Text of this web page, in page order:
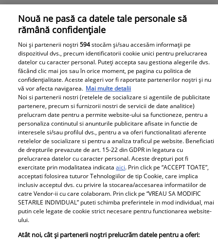
Stilul vestimentar al Melaniei Trump, o altfel de Prima
Doamnă
Melania Trump la Metropolitan Museum of Art din New
York
Parteneri
Nouă ne pasă ca datele tale personale să
rămână confidențiale
Noi și partenerii noștri594stocăm și/sau accesăm informații pe
dispozitivul dvs., precum identificatorii cookie unici pentru prelucrarea
datelor cu caracter personal. Puteți accepta sau gestiona alegerile dvs.
făcând clic mai jos sau în orice moment, pe pagina cu politica de
confidențialitate. Aceste alegeri vor fi raportate partenerilor noștri și nu
vă vor afecta navigarea. Mai multe detalii
Noi si partenerii nostri (retelele de socializare si agentiile de publicitate
partenere, precum si furnizorii nostri de servicii de date analitice)
prelucram date pentru a permite website-ului sa functioneze, pentru a
personaliza continutul si anunturile publicitare afisate in functie de
interesele si/sau profilul dvs., pentru a va oferi functionalitati aferente
retelelor de socializare si pentru a analiza traficul pe website. Beneficiati
de drepturile prevazute de art. 15-22 din GDPR in legatura cu
prelucrarea datelor cu caracter personal. Aceste drepturi pot fi
exercitate prin modalitatea indicataaici. Prin click pe “ACCEPT TOATE”,
acceptati folosirea tuturor Tehnologiilor de tip Cookie, care implica
inclusiv acceptul dvs. cu privire la stocarea/accesarea informatiilor de
catre Vendor-ii cu care colaboram. Prin click pe “VREAU SA MODIFIC
SETARILE INDIVIDUAL” puteti schimba preferintele in mod individual, mai
putin cele legate de cookie strict necesare pentru functionarea website-
ului.
Atât noi, cât și partenerii noștri prelucrăm datele pentru a oferi: